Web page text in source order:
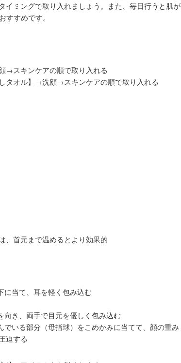
イミングで取り入れましょう。また、毎日行うと肌が
すすめです。
→スキンケアの順で取り入れる
タオル】→洗顔→スキンケアの順で取り入れる
、首元まで温めるとより効果的
に当て、耳を軽く包み込む
き、両手で目元を優しく包み込む
いる部分（母指球）をこめかみに当てて、顔の重み
迫する